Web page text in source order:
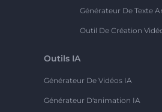
Générateur De Texte
Outil De Création
Outils IA
Générateur De Vidéos IA
Générateur D'animation IA